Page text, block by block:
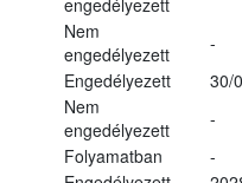
engedélyezett
Nem
engedélyezett
-
Engedélyezett
30/
Nem
engedélyezett
-
Folyamatban
-